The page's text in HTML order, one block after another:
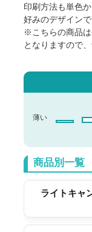
印刷方法も単色
好みのデザイン
※こちらの商品
となりますので
薄い
商品別一覧
ライトキャ